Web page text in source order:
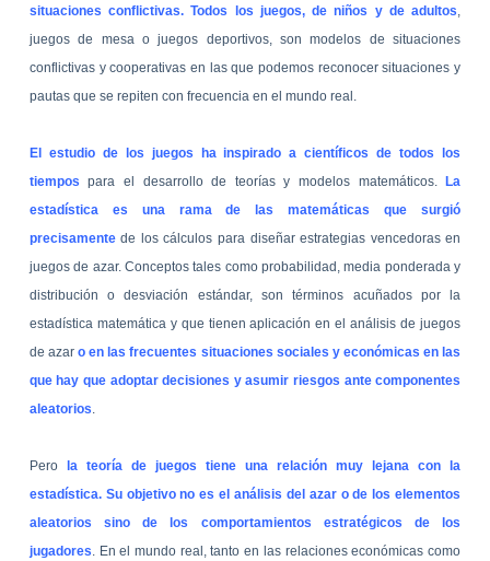
situaciones conflictivas. Todos los juegos, de niños y de adultos,
juegos de mesa o juegos deportivos, son modelos de situaciones
conflictivas y cooperativas en las que podemos reconocer situaciones y
pautas que se repiten con frecuencia en el mundo real.
El estudio de los juegos ha inspirado a científicos de todos los
tiempos para el desarrollo de teorías y modelos matemáticos.
La
estadística es una rama de las matemáticas que surgió
precisamentede los cálculos para diseñar estrategias vencedoras en
juegos de azar. Conceptos tales como probabilidad, media ponderada y
distribución o desviación estándar, son términos acuñados por la
estadística matemática y que tienen aplicación en el análisis de juegos
de azaro en las frecuentes situaciones sociales y económicas en las
que hay que adoptar decisiones y asumir riesgos ante componentes
aleatorios.
Pero
la teoría de juegos tiene una relación muy lejana con la
estadística. Su objetivo no es el análisis del azar o de los elementos
aleatorios sino de los comportamientos estratégicos de los
jugadores. En el mundo real, tanto en las relaciones económicas como